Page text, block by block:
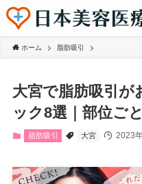
ホーム 脂肪吸引
大宮で脂肪吸引が
ック8選｜部位ご
脂肪吸引 大宮 2023